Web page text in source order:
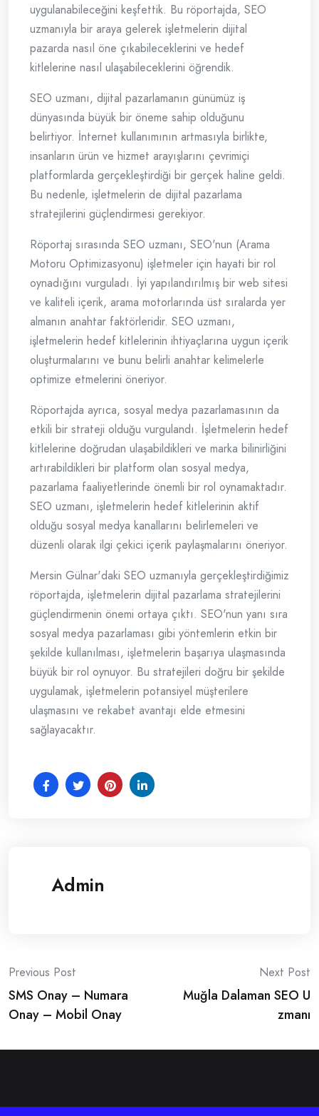
uygulanabileceğini keşfettik. Bu röportajda, SEO
uzmanıyla bir araya gelerek işletmelerin dijital
pazarda nasıl öne çıkabileceklerini ve hedef
kitlelerine nasıl ulaşabileceklerini öğrendik.
SEO uzmanı, dijital pazarlamanın günümüz iş
dünyasında büyük bir öneme sahip olduğunu
belirtiyor. İnternet kullanımının artmasıyla birlikte,
insanların ürün ve hizmet arayışlarını çevrimiçi
platformlarda gerçekleştirdiği bir gerçek haline geldi.
Bu nedenle, işletmelerin de dijital pazarlama
stratejilerini güçlendirmesi gerekiyor.
Röportaj sırasında SEO uzmanı, SEO'nun (Arama
Motoru Optimizasyonu) işletmeler için hayati bir rol
oynadığını vurguladı. İyi yapılandırılmış bir web sitesi
ve kaliteli içerik, arama motorlarında üst sıralarda yer
almanın anahtar faktörleridir. SEO uzmanı,
işletmelerin hedef kitlelerinin ihtiyaçlarına uygun içerik
oluşturmalarını ve bunu belirli anahtar kelimelerle
optimize etmelerini öneriyor.
Röportajda ayrıca, sosyal medya pazarlamasının da
etkili bir strateji olduğu vurgulandı. İşletmelerin hedef
kitlelerine doğrudan ulaşabildikleri ve marka bilinirliğini
artırabildikleri bir platform olan sosyal medya,
pazarlama faaliyetlerinde önemli bir rol oynamaktadır.
SEO uzmanı, işletmelerin hedef kitlelerinin aktif
olduğu sosyal medya kanallarını belirlemeleri ve
düzenli olarak ilgi çekici içerik paylaşmalarını öneriyor.
Mersin Gülnar'daki SEO uzmanıyla gerçekleştirdiğimiz
röportajda, işletmelerin dijital pazarlama stratejilerini
güçlendirmenin önemi ortaya çıktı. SEO'nun yanı sıra
sosyal medya pazarlaması gibi yöntemlerin etkin bir
şekilde kullanılması, işletmelerin başarıya ulaşmasında
büyük bir rol oynuyor. Bu stratejileri doğru bir şekilde
uygulamak, işletmelerin potansiyel müşterilere
ulaşmasını ve rekabet avantajı elde etmesini
sağlayacaktır.
Admin
Post
navigation
Previous Post
SMS Onay – Numara
Onay – Mobil Onay
Next Post
Muğla Dalaman SEO U
zmanı